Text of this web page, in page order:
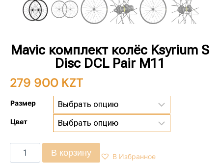
Mavic комплект колёс Ksyrium S
Disc DCL Pair M11
279 900 KZT
Размер
Цвет
В корзину В Избранное